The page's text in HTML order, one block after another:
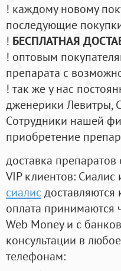
! каждому новому
последующие
! БЕСПЛАТНАЯ
! оптовым
препарата с
! так же у нас
дженерики Левитры,
Cотрудники нашей
приобретение
доставка
VIP клиентов:
сиалис доставляются
оплата принимаются
Web Money и с
консультации в
телефонам: